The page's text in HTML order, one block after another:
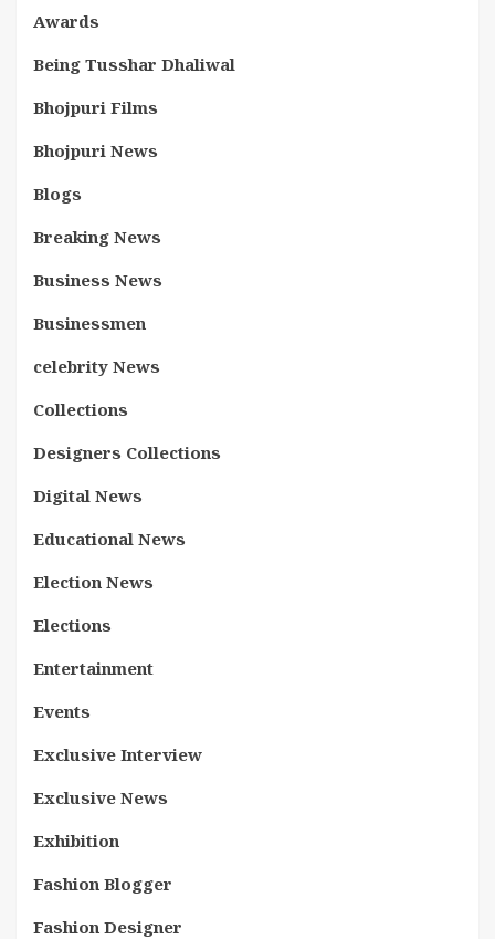
Awards
Being Tusshar Dhaliwal
Bhojpuri Films
Bhojpuri News
Blogs
Breaking News
Business News
Businessmen
celebrity News
Collections
Designers Collections
Digital News
Educational News
Election News
Elections
Entertainment
Events
Exclusive Interview
Exclusive News
Exhibition
Fashion Blogger
Fashion Designer